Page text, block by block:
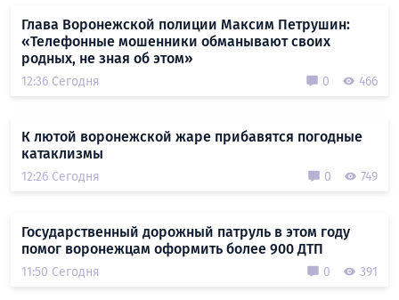
Глава Воронежской полиции Максим Петрушин:
«Телефонные мошенники обманывают своих
родных, не зная об этом»
12:36 Сегодня 0 466
К лютой воронежской жаре прибавятся погодные
катаклизмы
12:26 Сегодня 0 749
Государственный дорожный патруль в этом году
помог воронежцам оформить более 900 ДТП
11:50 Сегодня 0 391